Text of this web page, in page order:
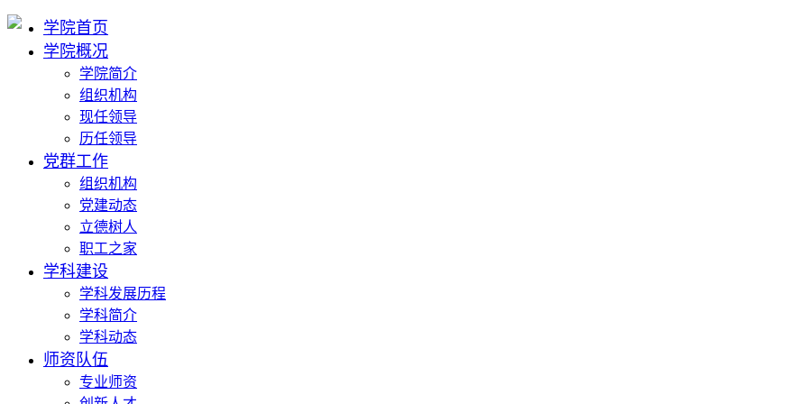
学院首页
学院概况
学院简介
组织机构
现任领导
历任领导
党群工作
组织机构
党建动态
立德树人
职工之家
学科建设
学科发展历程
学科简介
学科动态
师资队伍
专业师资